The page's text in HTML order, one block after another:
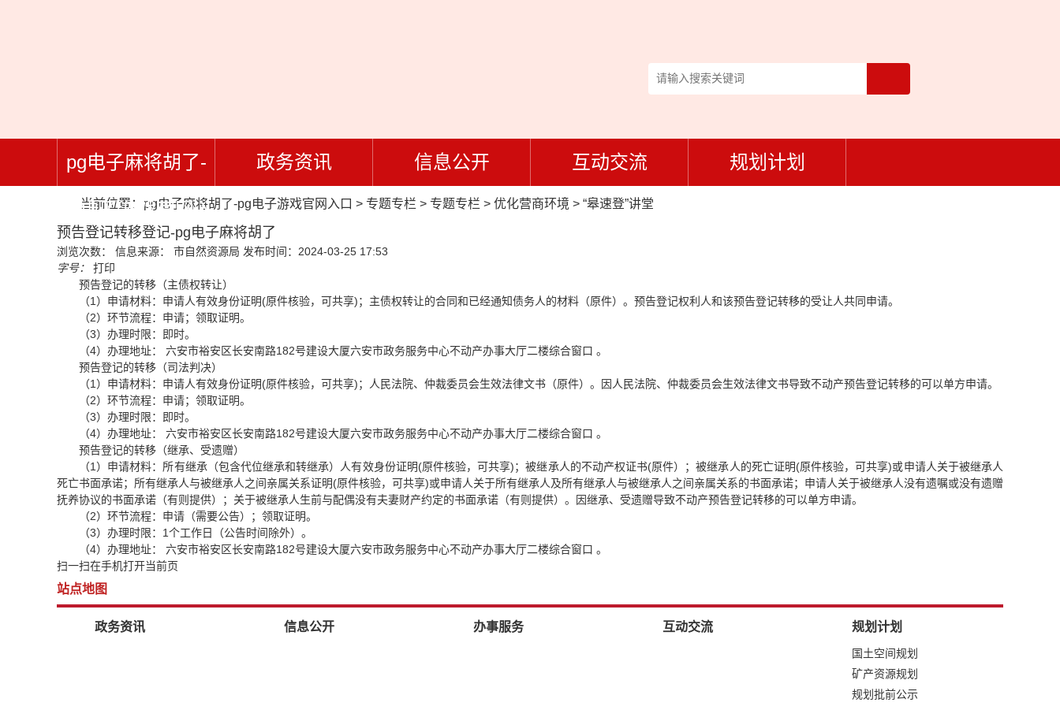
pg电子麻将胡了-
pg电子游戏官网入
口
政务资讯 信息公开 互动交流 规划计划
当前位置： pg电子麻将胡了-pg电子游戏官网入口 > 专题专栏 > 专题专栏 > 优化营商环境 > “皋速登”讲堂
预告登记转移登记-pg电子麻将胡了
浏览次数： 信息来源： 市自然资源局 发布时间：2024-03-25 17:53
字号：
打印
预告登记的转移（主债权转让）
（1）申请材料：申请人有效身份证明(原件核验，可共享)；主债权转让的合同和已经通知债务人的材料（原件）。预告登记权利人和该预告登记转移的受让人共同申请。
（2）环节流程：申请；领取证明。
（3）办理时限：即时。
（4）办理地址： 六安市裕安区长安南路182号建设大厦六安市政务服务中心不动产办事大厅二楼综合窗口 。
预告登记的转移（司法判决）
（1）申请材料：申请人有效身份证明(原件核验，可共享)；人民法院、仲裁委员会生效法律文书（原件）。因人民法院、仲裁委员会生效法律文书导致不动产预告登记转移的可以单方申请。
（2）环节流程：申请；领取证明。
（3）办理时限：即时。
（4）办理地址： 六安市裕安区长安南路182号建设大厦六安市政务服务中心不动产办事大厅二楼综合窗口 。
预告登记的转移（继承、受遗赠）
（1）申请材料：所有继承（包含代位继承和转继承）人有效身份证明(原件核验，可共享)；被继承人的不动产权证书(原件）；被继承人的死亡证明(原件核验，可共享)或申请人关于被继承人
死亡书面承诺；所有继承人与被继承人之间亲属关系证明(原件核验，可共享)或申请人关于所有继承人及所有继承人与被继承人之间亲属关系的书面承诺；申请人关于被继承人没有遗嘱或没有遗赠
抚养协议的书面承诺（有则提供）；关于被继承人生前与配偶没有夫妻财产约定的书面承诺（有则提供）。因继承、受遗赠导致不动产预告登记转移的可以单方申请。
（2）环节流程：申请（需要公告）；领取证明。
（3）办理时限：1个工作日（公告时间除外）。
（4）办理地址： 六安市裕安区长安南路182号建设大厦六安市政务服务中心不动产办事大厅二楼综合窗口 。
扫一扫在手机打开当前页
站点地图
政务资讯 信息公开 办事服务 互动交流 规划计划
国土空间规划
矿产资源规划
规划批前公示